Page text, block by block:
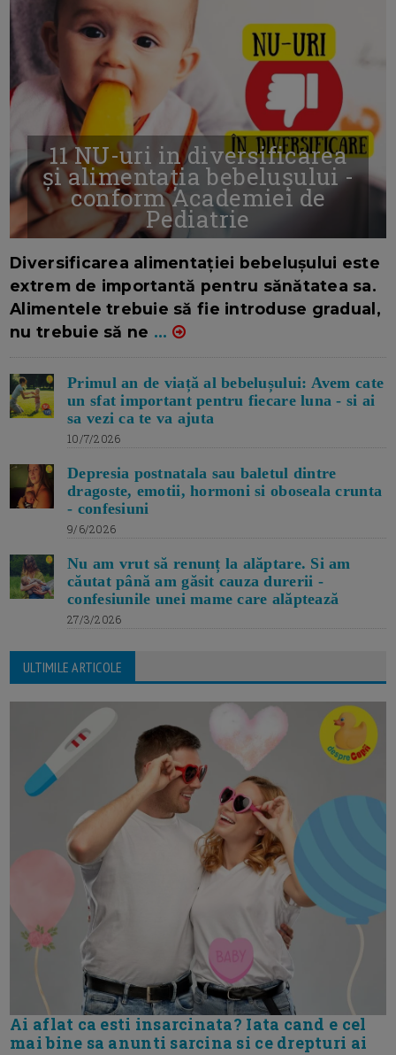
11 NU-uri in diversificarea
și alimentația bebelușului -
conform Academiei de
Pediatrie
Diversificarea alimentației bebelușului este
extrem de importantă pentru sănătatea sa.
Alimentele trebuie să fie introduse gradual,
nu trebuie să ne ...
Primul an de viață al bebelușului: Avem cate
un sfat important pentru fiecare luna - si ai
sa vezi ca te va ajuta
10/7/2026
Depresia postnatala sau baletul dintre
dragoste, emotii, hormoni si oboseala crunta
- confesiuni
9/6/2026
Nu am vrut să renunț la alăptare. Si am
căutat până am găsit cauza durerii -
confesiunile unei mame care alăptează
27/3/2026
ULTIMILE ARTICOLE
Ai aflat ca esti insarcinata? Iata cand e cel
mai bine sa anunti sarcina si ce drepturi ai